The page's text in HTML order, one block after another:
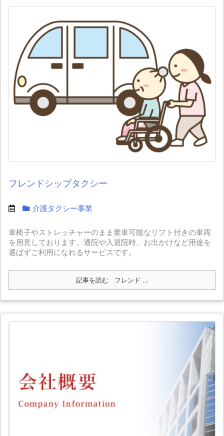
フレンドシップタクシー
介護タクシー事業
車椅子やストレッチャーのまま乗車可能なリフト付きの車両
を用意しております。通院や入退院時、お出かけなど用途を
選ばずご利用になれるサービスです。
記事を読む フレンド ...